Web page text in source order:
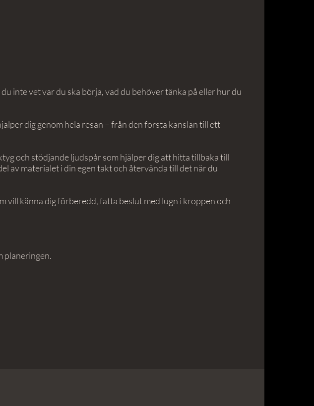
inte vet var du ska börja, vad du behöver tänka på eller hur du
dig genom hela resan – från den första känslan till ett
och stödjande ljudspår som hjälper dig att hitta tillbaka till
av materialet i din egen takt och återvända till det när du
vill känna dig förberedd, fatta beslut med lugn i kroppen och
planeringen.